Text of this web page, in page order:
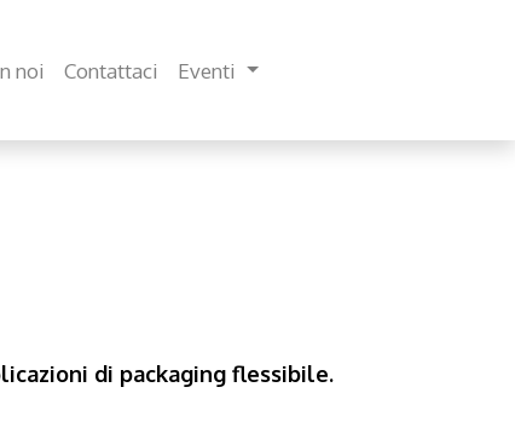
noi Contattaci Eventi
di packaging flessibile.